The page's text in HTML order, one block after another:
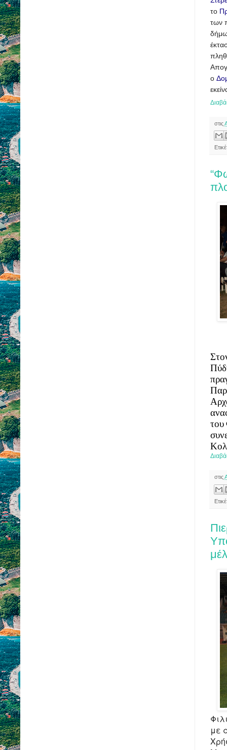
το
των
ο
στις
του
στις
με